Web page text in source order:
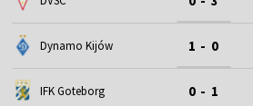
Dynamo Kijów 1 - 0
IFK Goteborg 0 - 1